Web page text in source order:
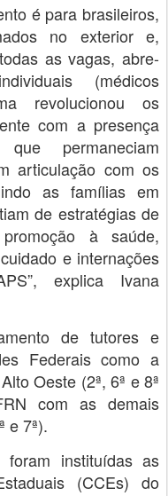
é para brasileiros,
no exterior e,
as vagas, abre-
(médicos
revolucionou os
com a presença
permaneciam
articulação com os
as famílias em
de estratégias de
à saúde,
e internações
explica Ivana
de tutores e
Federais como a
Oeste (2ª, 6ª e 8ª
com as demais
e 7ª).
instituídas as
(CCEs) do